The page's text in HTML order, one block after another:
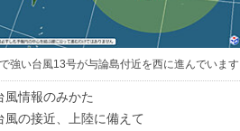
強い台風13号が与論島付近を西に進んでいます
風情報のみかた
風の接近、上陸に備えて